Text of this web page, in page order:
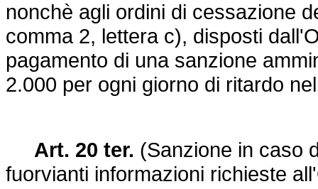
nonchè agli ordini di cessazione
comma 2, lettera c), disposti
pagamento di una sanzione
2.000 per ogni giorno di ritardo
Art. 20 ter. (Sanzione in caso
fuorvianti informazioni richieste